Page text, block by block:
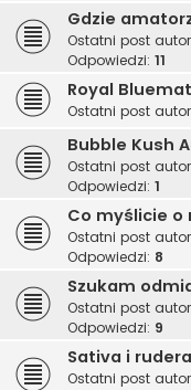
Gdzie
Ostatni post
Odpowiedzi: 11
Royal
Ostatni post
Bubble Kush
Ostatni post
Odpowiedzi: 1
Co myślicie o
Ostatni post
Odpowiedzi: 8
Szukam
Ostatni post
Odpowiedzi: 9
Sativa i
Ostatni post